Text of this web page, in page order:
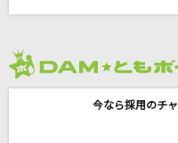
[生音]涙そうそう
今なら採用のチ